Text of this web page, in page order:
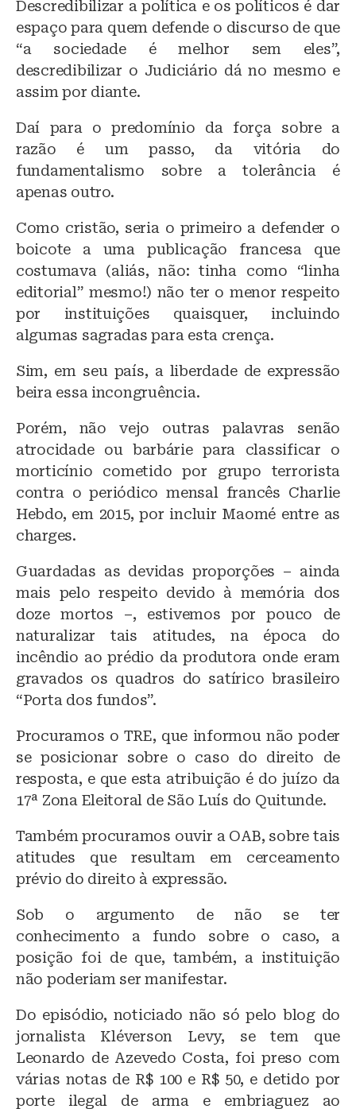
Descredibilizar a política e os políticos é dar
espaço para quem defende o discurso de que
“a sociedade é melhor sem eles”,
descredibilizar o Judiciário dá no mesmo e
assim por diante.
Daí para o predomínio da força sobre a
razão é um passo, da vitória do
fundamentalismo sobre a tolerância é
apenas outro.
Como cristão, seria o primeiro a defender o
boicote a uma publicação francesa que
costumava (aliás, não: tinha como “linha
editorial” mesmo!) não ter o menor respeito
por instituições quaisquer, incluindo
algumas sagradas para esta crença.
Sim, em seu país, a liberdade de expressão
beira essa incongruência.
Porém, não vejo outras palavras senão
atrocidade ou barbárie para classificar o
morticínio cometido por grupo terrorista
contra o periódico mensal francês Charlie
Hebdo, em 2015, por incluir Maomé entre as
charges.
Guardadas as devidas proporções – ainda
mais pelo respeito devido à memória dos
doze mortos –, estivemos por pouco de
naturalizar tais atitudes, na época do
incêndio ao prédio da produtora onde eram
gravados os quadros do satírico brasileiro
“Porta dos fundos”.
Procuramos o TRE, que informou não poder
se posicionar sobre o caso do direito de
resposta, e que esta atribuição é do juízo da
17ª Zona Eleitoral de São Luís do Quitunde.
Também procuramos ouvir a OAB, sobre tais
atitudes que resultam em cerceamento
prévio do direito à expressão.
Sob o argumento de não se ter
conhecimento a fundo sobre o caso, a
posição foi de que, também, a instituição
não poderiam ser manifestar.
Do episódio, noticiado não só pelo blog do
jornalista Kléverson Levy, se tem que
Leonardo de Azevedo Costa, foi preso com
várias notas de R$ 100 e R$ 50, e detido por
porte ilegal de arma e embriaguez ao